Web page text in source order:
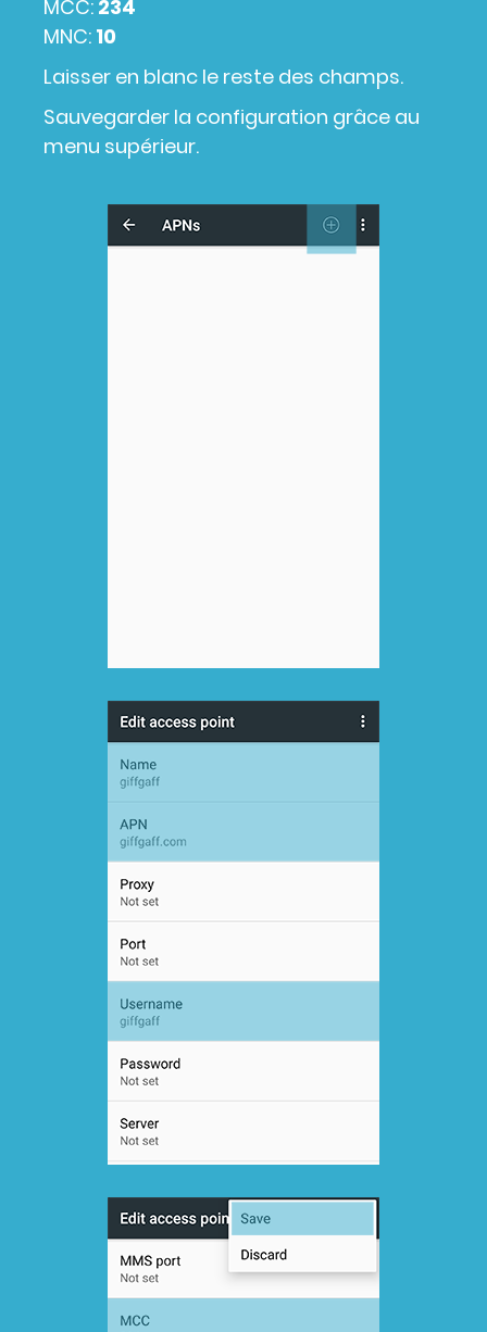
MCC: 234
MNC: 10
Laisser en blanc le reste des champs.
Sauvegarder la configuration grâce au
menu supérieur.